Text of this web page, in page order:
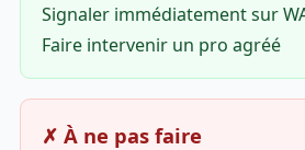
Signaler immédiatement sur
Faire intervenir un pro agréé
✗ À ne pas faire